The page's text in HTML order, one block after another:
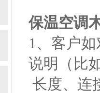
保温空调
1、客户
说明（比
长度、连